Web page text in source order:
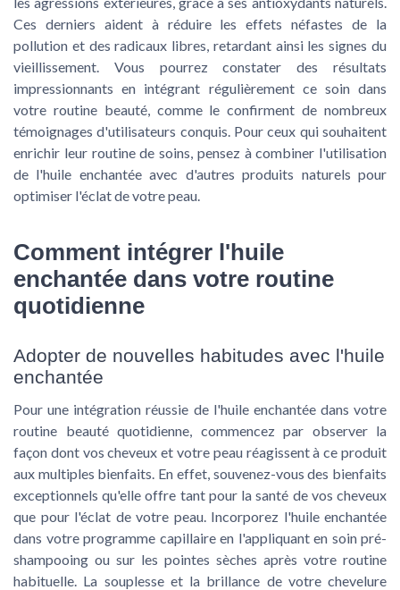
Ces derniers aident à réduire les effets néfastes de la
pollution et des radicaux libres, retardant ainsi les signes du
vieillissement. Vous pourrez constater des résultats
impressionnants en intégrant régulièrement ce soin dans
votre routine beauté, comme le confirment de nombreux
témoignages d'utilisateurs conquis. Pour ceux qui souhaitent
enrichir leur routine de soins, pensez à combiner l'utilisation
de l'huile enchantée avec d'autres produits naturels pour
optimiser l'éclat de votre peau.
Comment intégrer l'huile
enchantée dans votre routine
quotidienne
Adopter de nouvelles habitudes avec l'huile
enchantée
Pour une intégration réussie de l'huile enchantée dans votre
routine beauté quotidienne, commencez par observer la
façon dont vos cheveux et votre peau réagissent à ce produit
aux multiples bienfaits. En effet, souvenez-vous des bienfaits
exceptionnels qu'elle offre tant pour la santé de vos cheveux
que pour l'éclat de votre peau. Incorporez l'huile enchantée
dans votre programme capillaire en l'appliquant en soin pré-
shampooing ou sur les pointes sèches après votre routine
habituelle. La souplesse et la brillance de votre chevelure